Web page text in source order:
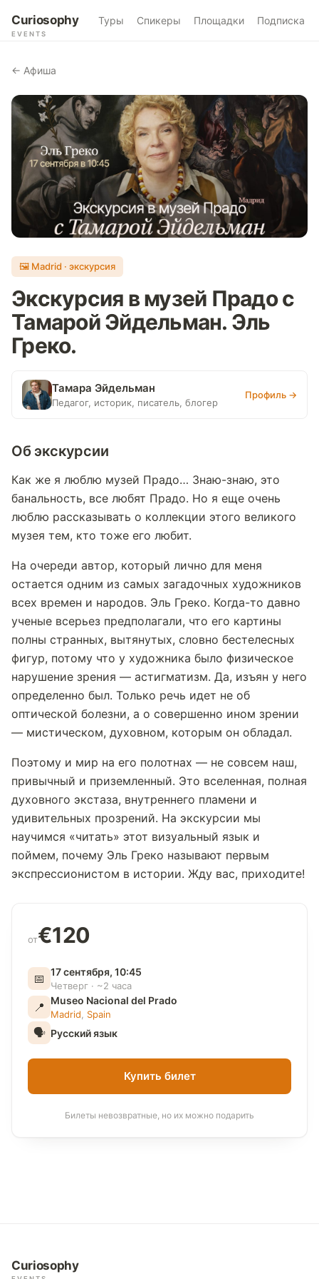
Curiosophy
EVENTS
Туры Спикеры Площадки Подписка
← Афиша
🖼 Madrid · экскурсия
Экскурсия в музей Прадо с
Тамарой Эйдельман. Эль
Греко.
Тамара Эйдельман
Педагог, историк, писатель, блогер
Профиль →
Об экскурсии
Как же я люблю музей Прадо… Знаю-знаю, это
банальность, все любят Прадо. Но я еще очень
люблю рассказывать о коллекции этого великого
музея тем, кто тоже его любит.
На очереди автор, который лично для меня
остается одним из самых загадочных художников
всех времен и народов. Эль Греко. Когда-то давно
ученые всерьез предполагали, что его картины
полны странных, вытянутых, словно бестелесных
фигур, потому что у художника было физическое
нарушение зрения — астигматизм. Да, изъян у него
определенно был. Только речь идет не об
оптической болезни, а о совершенно ином зрении
— мистическом, духовном, которым он обладал.
Поэтому и мир на его полотнах — не совсем наш,
привычный и приземленный. Это вселенная, полная
духовного экстаза, внутреннего пламени и
удивительных прозрений. На экскурсии мы
научимся «читать» этот визуальный язык и
поймем, почему Эль Греко называют первым
экспрессионистом в истории. Жду вас, приходите!
от€120
📅 17 сентября, 10:45
Четверг · ~2 часа
📍 Museo Nacional del Prado
Madrid Spain
🗣 Русский язык
Купить билет
Билеты невозвратные, но их можно подарить
Curiosophy